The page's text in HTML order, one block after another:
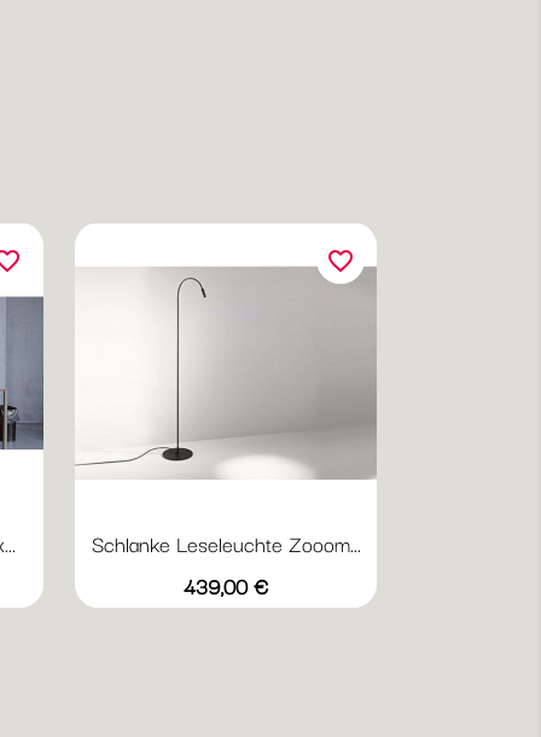
Schlanke Leseleuchte Zooom...
Preis
439,00 €
favorite_border